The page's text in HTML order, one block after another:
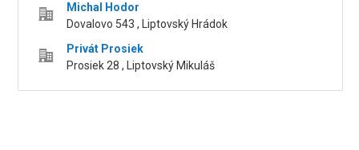
Michal Hodor
Dovalovo 543 , Liptovský Hrádok
Privát Prosiek
Prosiek 28 , Liptovský Mikuláš